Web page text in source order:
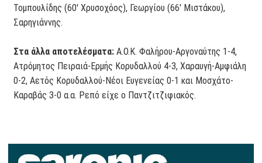
Τομπουλίδης (60' Χρυσοχόος), Γεωργίου (66' Μιστάκου),
Σαρηγιάννης.
Στα άλλα αποτελέσματα: Α.Ο.Κ. Φαλήρου-Αργοναύτης 1-4,
Ατρόμητος Πειραιά-Ερμής Κορυδαλλού 4-3, Χαραυγή-Αμφιάλη
0-2, Αετός Κορυδαλλού-Νέοι Ευγενείας 0-1 και Μοσχάτο-
Καραβάς 3-0 α.α. Ρεπό είχε ο Παντζιτζιφιακός.